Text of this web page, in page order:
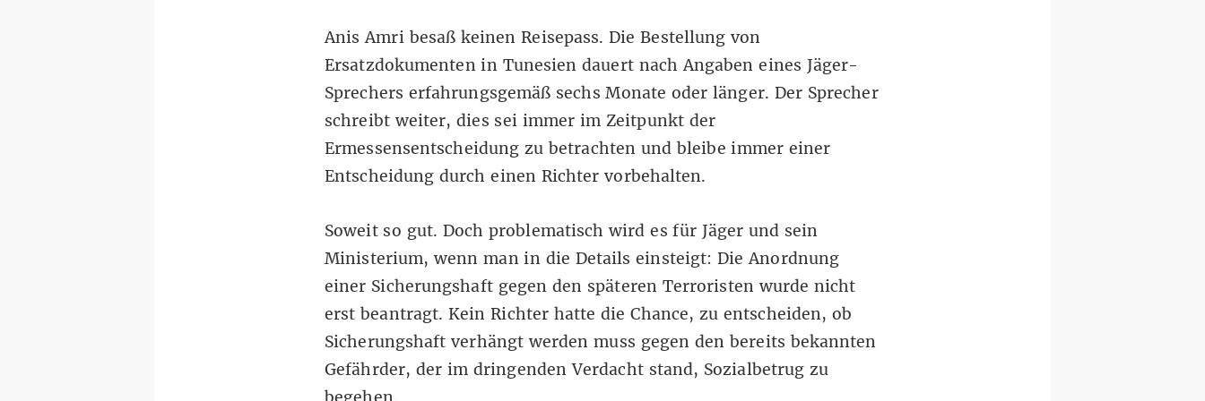
Anis Amri besaß keinen Reisepass. Die Bestellung von
Ersatzdokumenten in Tunesien dauert nach Angaben eines Jäger-
Sprechers erfahrungsgemäß sechs Monate oder länger. Der Sprecher
schreibt weiter, dies sei immer im Zeitpunkt der
Ermessensentscheidung zu betrachten und bleibe immer einer
Entscheidung durch einen Richter vorbehalten.
Soweit so gut. Doch problematisch wird es für Jäger und sein
Ministerium, wenn man in die Details einsteigt: Die Anordnung
einer Sicherungshaft gegen den späteren Terroristen wurde nicht
erst beantragt. Kein Richter hatte die Chance, zu entscheiden, ob
Sicherungshaft verhängt werden muss gegen den bereits bekannten
Gefährder, der im dringenden Verdacht stand, Sozialbetrug zu